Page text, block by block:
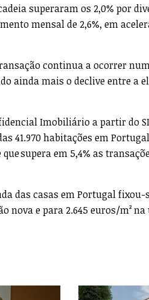
superaram os 2,0% por
mensal de 2,6%, em
continua a ocorrer
ainda mais o declive entre a
Imobiliário a partir do
41.970 habitações em
supera em 5,4% as
das casas em Portugal fixou-
nova e para 2.645 euros/m² na